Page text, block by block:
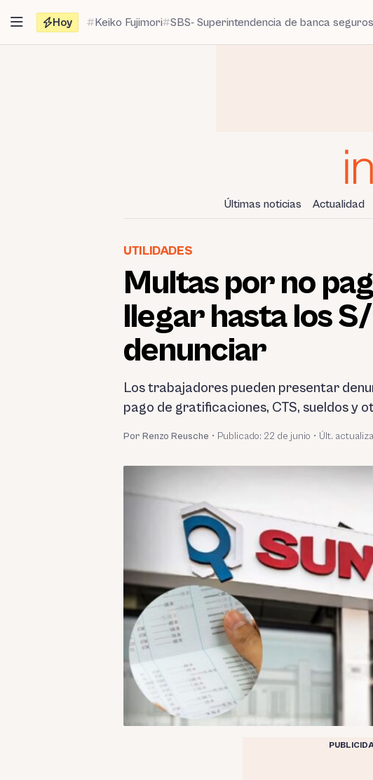
contenido
Hoy Keiko Fujimori SBS- Superintendencia de banca
Últimas noticias Actualidad
UTILIDADES
Multas por no
llegar hasta los
denunciar
Los trabajadores pueden presentar
pago de gratificaciones, CTS, sueldos y
Por Renzo Reusche • Publicado: 22 de junio • Últ.